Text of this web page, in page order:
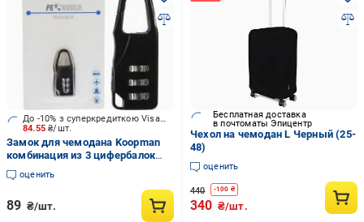
84.55₴/шт.
До -10% з суперкредиткою Visa Вигода
Замок для чемодана Koopman
комбинация из 3 цифербалок
DG2000100 черный
оценить
89 ₴/шт.
Бесплатная доставка
в почтоматы Эпицентр
Чехол на чемодан L Черный (25-
48)
оценить
440 -100 ₴
340 ₴/шт.